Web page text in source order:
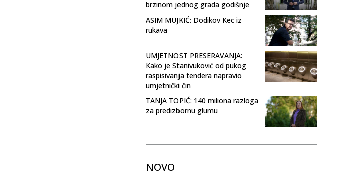
brzinom jednog grada godišnje
ASIM MUJKIĆ: Dodikov Kec iz
rukava
UMJETNOST PRESERAVANJA:
Kako je Stanivuković od pukog
raspisivanja tendera napravio
umjetnički čin
TANJA TOPIĆ: 140 miliona razloga
za predizbornu glumu
NOVO